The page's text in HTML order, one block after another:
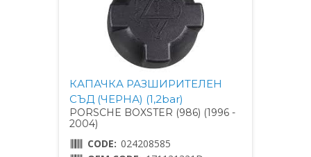
КАПАЧКА РАЗШИРИТЕЛЕН
СЪД (ЧЕРНА) (1,2bar)
PORSCHE BOXSTER (986) (1996 -
2004)
CODE: 024208585